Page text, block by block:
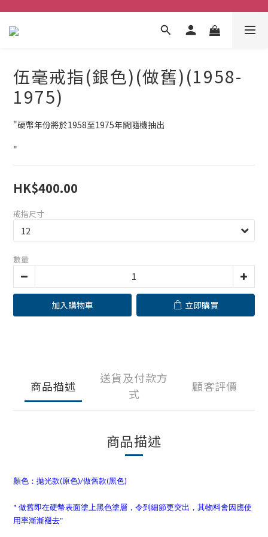
伍毫戒指(銀色)(做舊)(1958-
1975)
"硬幣年份將於1958至1975年間隨機抽出
"
HK$400.00
戒指尺寸
數量
加入購物車 立即購買
商品描述
送貨及付款方
式
顧客評價
商品描述
顏色：拋光款(原色)/做舊款(黑色)
* 做舊即在硬幣表面塗上黑色塗層，令到細節更突出，其物料會因應使
用率漸漸褪去"